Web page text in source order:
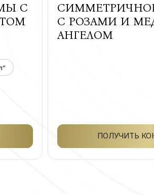
С
С РОЗАМИ И
АНГЕЛОМ
ПОЛУЧИТЬ